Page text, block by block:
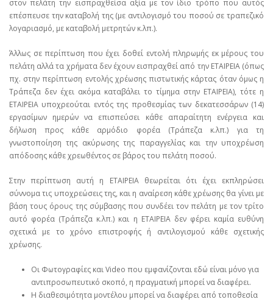
στον πελάτη την εισπραχθείσα αξία με τον ίδιο τρόπο που αυτός
επέσπευσε την καταβολή της (με αντιλογισμό του ποσού σε τραπεζικό
λογαριασμό, με καταβολή μετρητών κ.λπ.).
Άλλως σε περίπτωση που έχει δοθεί εντολή πληρωμής εκ μέρους του
πελάτη αλλά τα χρήματα δεν έχουν εισπραχθεί από την ΕΤΑΙΡΕΙΑ (όπως
πχ. στην περίπτωση εντολής χρέωσης πιστωτικής κάρτας όταν όμως η
Τράπεζα δεν έχει ακόμα καταβάλει το τίμημα στην ΕΤΑΙΡΕΙΑ), τότε η
ΕΤΑΙΡΕΙΑ υποχρεούται εντός της προθεσμίας των δεκατεσσάρων (14)
εργασίμων ημερών να επισπεύσει κάθε απαραίτητη ενέργεια και
δήλωση προς κάθε αρμόδιο φορέα (Τράπεζα κ.λπ.) για τη
γνωστοποίηση της ακύρωσης της παραγγελίας και την υποχρέωση
απόδοσης κάθε χρεωθέντος σε βάρος του πελάτη ποσού.
Στην περίπτωση αυτή η ΕΤΑΙΡΕΙΑ θεωρείται ότι έχει εκπληρώσει
σύννομα τις υποχρεώσεις της, και η αναίρεση κάθε χρέωσης θα γίνει με
βάση τους όρους της σύμβασης που συνδέει τον πελάτη με τον τρίτο
αυτό φορέα (Τράπεζα κ.λπ.) και η ΕΤΑΙΡΕΙΑ δεν φέρει καμία ευθύνη
σχετικά με το χρόνο επιστροφής ή αντιλογισμού κάθε σχετικής
χρέωσης.
Οι Φωτογραφίες και Video που εμφανίζονται εδώ είναι μόνο για
αντιπροσωπευτικό σκοπό, η πραγματική μπορεί να διαφέρει.
Η διαθεσιμότητα μοντέλου μπορεί να διαφέρει από τοποθεσία